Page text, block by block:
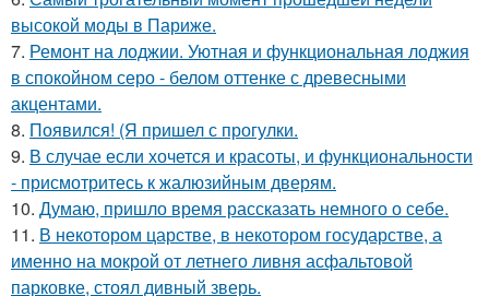
высокой моды в Париже.
7. Ремонт на лоджии. Уютная и функциональная лоджия
в спокойном серо - белом оттенке с древесными
акцентами.
8. Появился! (Я пришел с прогулки.
9. В случае если хочется и красоты, и функциональности
- присмотритесь к жалюзийным дверям.
10. Думаю, пришло время рассказать немного о себе.
11. В некотором царстве, в некотором государстве, а
именно на мокрой от летнего ливня асфальтовой
парковке, стоял дивный зверь.